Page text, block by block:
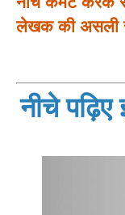
लेखक की असली
नीचे